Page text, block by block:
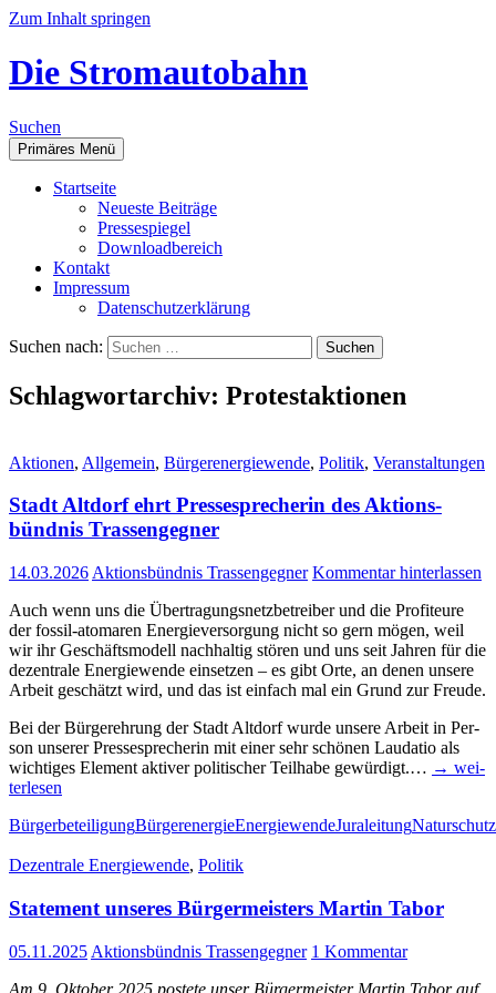
Zum Inhalt springen
Die Stromautobahn
Suchen
Primäres Menü
Start­sei­te
Neu­es­te Beiträge
Pres­se­spie­gel
Down­load­be­reich
Kon­takt
Impres­sum
Daten­schutz­er­klä­rung
Suchen nach:
Schlagwortarchiv: Protestaktionen
Aktionen, Allgemein, Bürgerenergiewende, Politik, Veranstaltungen
Stadt Alt­dorf ehrt Pres­se­spre­che­rin des Akti­ons­
bünd­nis Trassengegner
14.03.2026 Aktionsbündnis Trassengegner Kommentar hinterlassen
Auch wenn uns die Über­tra­gungs­netz­be­trei­ber und die Pro­fi­teu­re
der fos­­sil-ato­­ma­­ren Ener­gie­ver­sor­gung nicht so gern mögen, weil
wir ihr Geschäfts­mo­dell nach­hal­tig stö­ren und uns seit Jah­ren für die
dezen­tra­le Ener­gie­wen­de ein­set­zen – es gibt Orte, an denen unse­re
Arbeit geschätzt wird, und das ist ein­fach mal ein Grund zur Freude.
Bei der Bür­ger­eh­rung der Stadt Alt­dorf wur­de unse­re Arbeit in Per­
son unse­rer Pres­se­spre­che­rin mit einer sehr schö­nen Lau­da­tio als
wich­ti­ges Ele­ment akti­ver poli­ti­scher Teil­ha­be gewür­digt.… → wei­
ter­le­sen
BürgerbeteiligungBürgerenergieEnergiewendeJuraleitungNaturschutz
Dezentrale Energiewende, Politik
State­ment unse­res Bür­ger­meis­ters Mar­tin Tabor
05.11.2025 Aktionsbündnis Trassengegner 1 Kommentar
Am 9. Okto­ber 2025 pos­te­te unser Bür­ger­meis­ter Mar­tin Tabor auf